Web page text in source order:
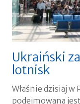
Ukraiński
lotnisk
Właśnie dzisiaj
podejmowana